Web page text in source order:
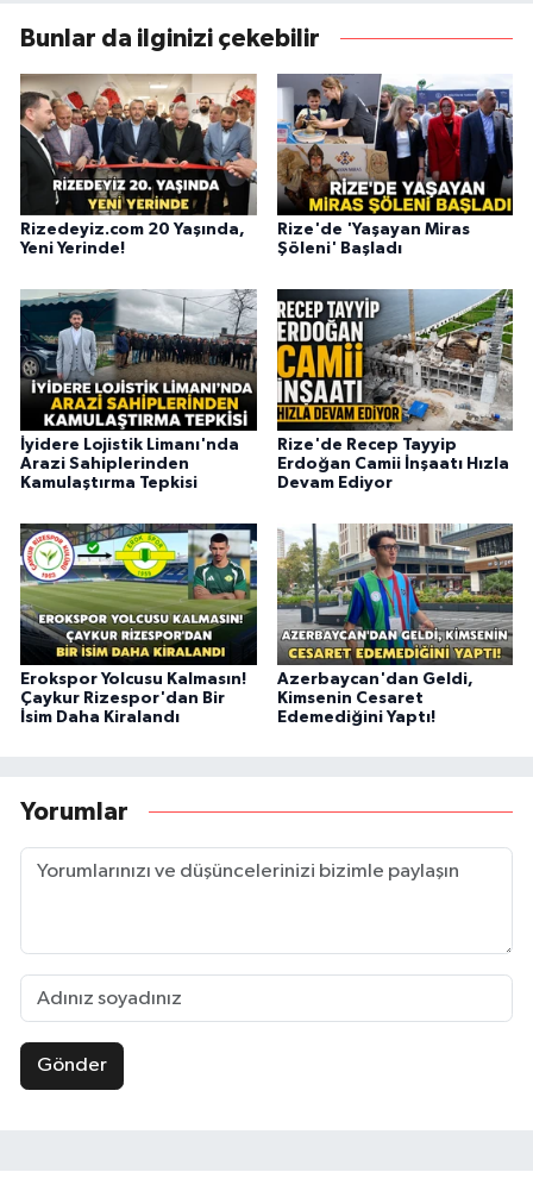
Bunlar da ilginizi çekebilir
Rizedeyiz.com 20 Yaşında,
Yeni Yerinde!
Rize'de 'Yaşayan Miras
Şöleni' Başladı
İyidere Lojistik Limanı'nda
Arazi Sahiplerinden
Kamulaştırma Tepkisi
Rize'de Recep Tayyip
Erdoğan Camii İnşaatı Hızla
Devam Ediyor
Erokspor Yolcusu Kalmasın!
Çaykur Rizespor'dan Bir
İsim Daha Kiralandı
Azerbaycan'dan Geldi,
Kimsenin Cesaret
Edemediğini Yaptı!
Yorumlar
Gönder